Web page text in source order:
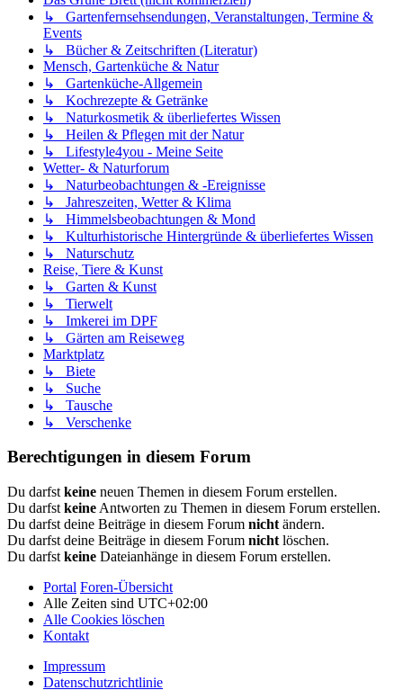
↳ Gartenfernsehsendungen, Veranstaltungen, Termine &
Events
↳ Bücher & Zeitschriften (Literatur)
Mensch, Gartenküche & Natur
↳ Gartenküche-Allgemein
↳ Kochrezepte & Getränke
↳ Naturkosmetik & überliefertes Wissen
↳ Heilen & Pflegen mit der Natur
↳ Lifestyle4you - Meine Seite
Wetter- & Naturforum
↳ Naturbeobachtungen & -Ereignisse
↳ Jahreszeiten, Wetter & Klima
↳ Himmelsbeobachtungen & Mond
↳ Kulturhistorische Hintergründe & überliefertes Wissen
↳ Naturschutz
Reise, Tiere & Kunst
↳ Garten & Kunst
↳ Tierwelt
↳ Imkerei im DPF
↳ Gärten am Reiseweg
Marktplatz
↳ Biete
↳ Suche
↳ Tausche
↳ Verschenke
Berechtigungen in diesem Forum
Du darfst keine neuen Themen in diesem Forum erstellen.
Du darfst keine Antworten zu Themen in diesem Forum erstellen.
Du darfst deine Beiträge in diesem Forum nicht ändern.
Du darfst deine Beiträge in diesem Forum nicht löschen.
Du darfst keine Dateianhänge in diesem Forum erstellen.
Portal Foren-Übersicht
Alle Zeiten sind UTC+02:00
Alle Cookies löschen
Kontakt
Impressum
Datenschutzrichtlinie